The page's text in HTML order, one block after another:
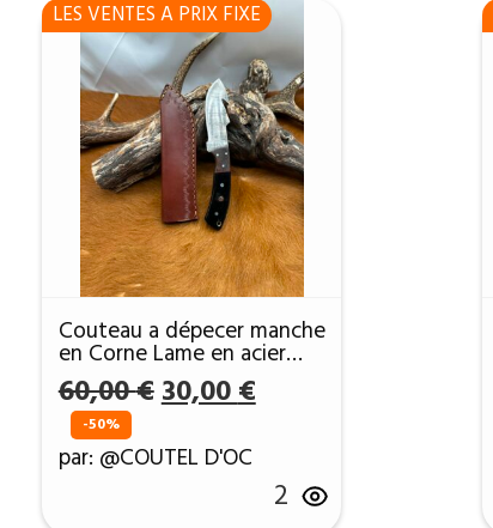
LES VENTES A PRIX FIXE
Couteau a dépecer manche
en Corne Lame en acier
Damas 256Couches ref
DEP200
60,00€ Le
initial
était :
30,00€Le
est :
30,00 €.
-50%
par: @COUTEL D'OC
2